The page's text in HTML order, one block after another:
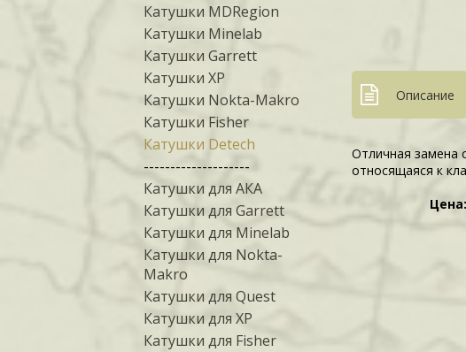
Катушки MDRegion
Катушки Minelab
Катушки Garrett
Катушки XP
Катушки Nokta-Makro
Катушки Fisher
Катушки Detech
--------------------
Катушки для АКА
Катушки для Garrett
Катушки для Minelab
Катушки для Nokta-
Makro
Катушки для Quest
Катушки для XP
Катушки для Fisher
Описание
Отличная замена
относящаяся к